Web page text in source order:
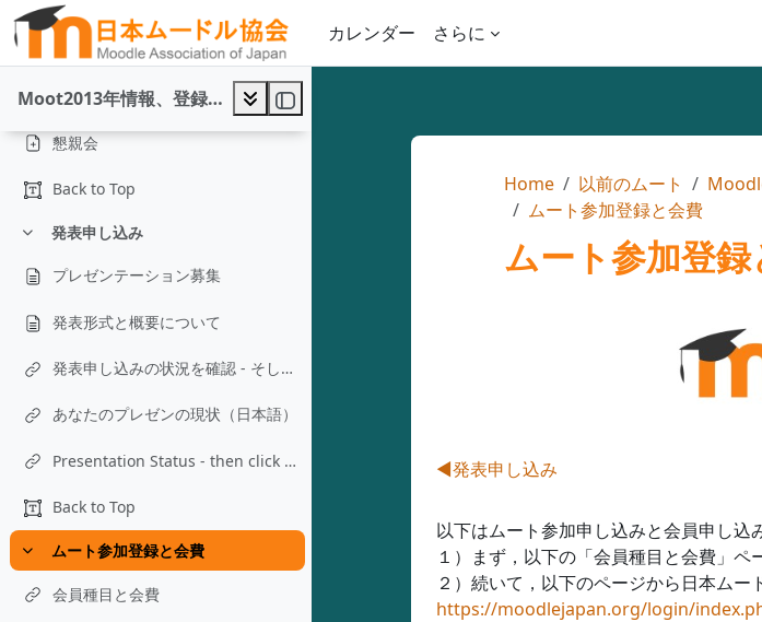
メインコンテンツへスキップする
カレンダー
さらに
Moot2013年情報、登録と発表申し込み
無線LANについて
昼食について
懇親会
Back to Top
折りたたむ
発表申し込み
プレゼンテーション募集
発表形式と概要について
発表申し込みの状況を確認 - そして査読結果をクリック
あなたのプレゼンの現状（日本語）
Presentation Status - then click on Review Results (English)
Back to Top
折りたたむ
ムート参加登録と会費
会員種目と会費
Home 以前のムート
ムート参加登録と会費
ムート参加登
セクションアウトラ
◀︎発表申し込み
以下はムート参加申し込みと会員申し込
１）まず，以下の「会員種目と会費」ペ
２）続いて，以下のページから日本ム
https://moodlejapan.org/login/